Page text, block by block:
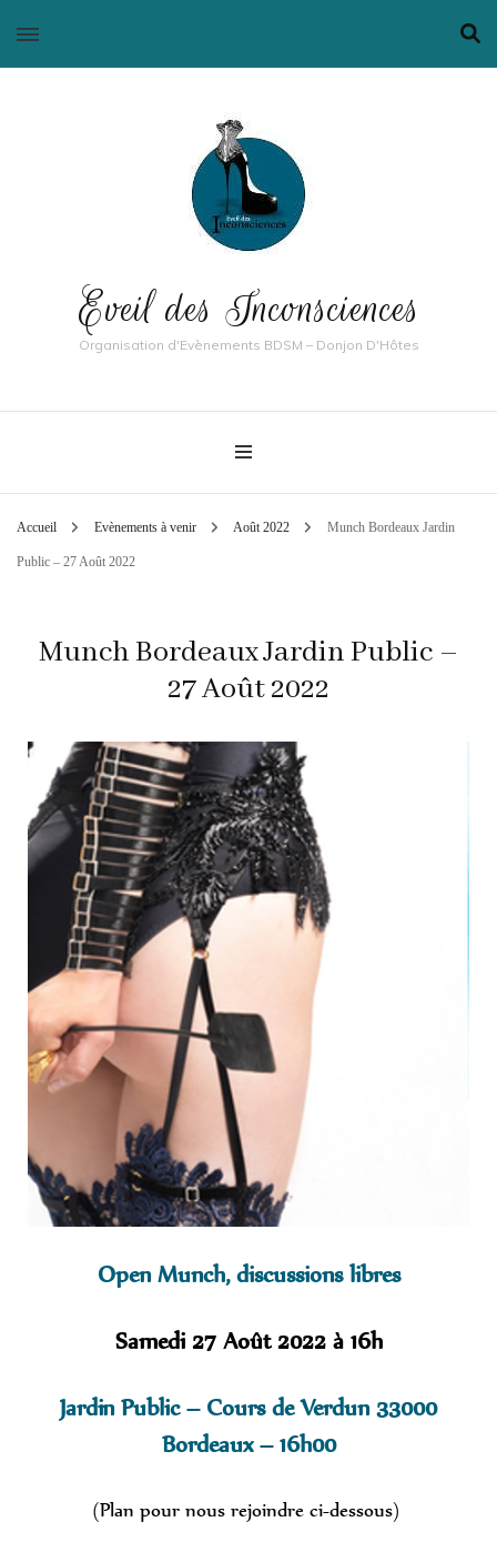
Eveil des Inconsciences
Organisation d'Evènements BDSM – Donjon D'Hôtes
Accueil Evènements à venir Août 2022 Munch Bordeaux Jardin
Public – 27 Août 2022
Munch Bordeaux Jardin Public –
27 Août 2022
Open Munch, discussions libres
Samedi 27 Août 2022 à 16h
Jardin Public – Cours de Verdun 33000
Bordeaux – 16h00
(Plan pour nous rejoindre ci-dessous)